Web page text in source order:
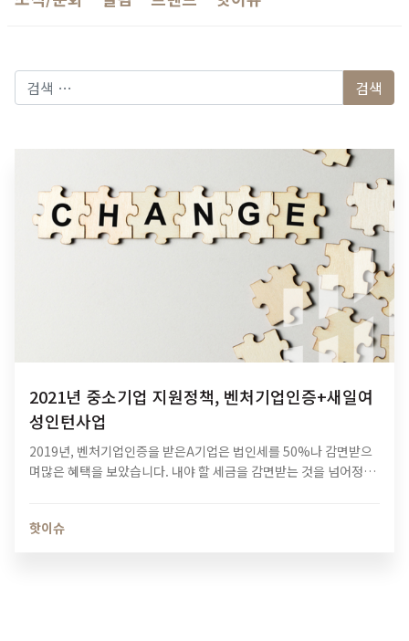
다음 검색:
2021년 중소기업 지원정책, 벤처기업인증+새일여
성인턴사업
2019년, 벤처기업인증을 받은A기업은 법인세를 50%나 감면받으
며많은 혜택을 보았습니다. 내야 할 세금을 감면받는 것을 넘어정책
우 만족스럽게 생각하고…
핫이슈